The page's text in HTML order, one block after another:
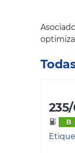
235/
B